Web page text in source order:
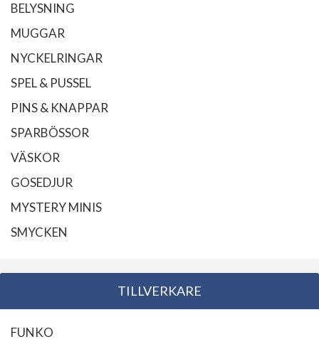
BELYSNING
MUGGAR
NYCKELRINGAR
SPEL & PUSSEL
PINS & KNAPPAR
SPARBÖSSOR
VÄSKOR
GOSEDJUR
MYSTERY MINIS
SMYCKEN
TILLVERKARE
FUNKO